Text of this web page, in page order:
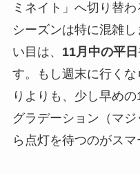
ミネイト」へ切り替
シーズンは特に混雑
い目は、 11月中の平日
す。もし週末に行く
りよりも、少し早め
グラデーション（マ
ら点灯を待つのがスマ